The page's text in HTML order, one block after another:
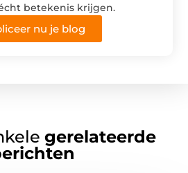
betekenis krijgen.
nu je blog
gerelateerde